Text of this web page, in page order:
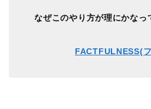
なぜこのやり方が理にかなっ
FACTFULNESS(